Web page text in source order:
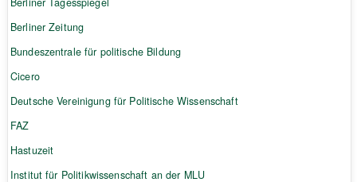
Berliner Zeitung
Bundeszentrale für politische Bildung
Cicero
Deutsche Vereinigung für Politische Wissenschaft
FAZ
Hastuzeit
Institut für Politikwissenschaft an der MLU